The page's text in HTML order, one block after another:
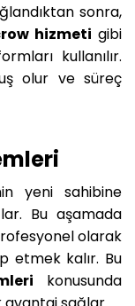
sonra,
hizmeti gibi
kullanılır.
olur ve süreç
yeni sahibine
Bu aşamada
olarak
etmek kalır. Bu
konusunda